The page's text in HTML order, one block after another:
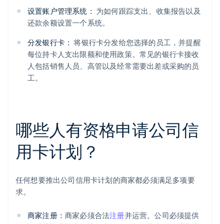
设置账户管理系统： 为如何跟踪支出、收集报告以及
还款余额设置一个系统。
分发银行卡： 将银行卡分发给您选择的员工，并提醒
每位持卡人支出限额和使用政策。常见的银行卡接收
人包括销售人员、高管以及经常需要出差或采购的员
工。
哪些人有资格申请公司信
用卡计划？
任何想要推出公司信用卡计划的商家都必须满足多项要
求。
商家注册： 商家必须合法注册并运营。公司必须提供